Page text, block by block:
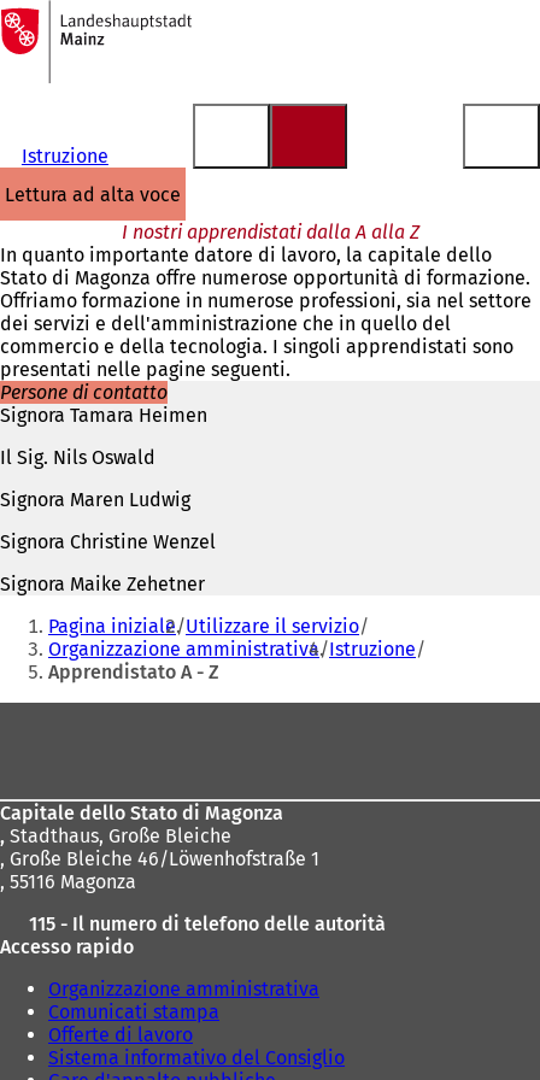
Vai al contenuto
Alla
pagina
iniziale
Istruzione
lettura ad alta voce
I nostri apprendistati dalla A alla Z
In quanto importante datore di lavoro, la capitale dello
Stato di Magonza offre numerose opportunità di formazione.
Offriamo formazione in numerose professioni, sia nel settore
dei servizi e dell'amministrazione che in quello del
commercio e della tecnologia. I singoli apprendistati sono
presentati nelle pagine seguenti.
Persone di contatto
Signora Tamara Heimen
Il Sig. Nils Oswald
Signora Maren Ludwig
Signora Christine Wenzel
Signora Maike Zehetner
Siete
qui:
Pagina iniziale Utilizzare il servizio
Organizzazione amministrativa Istruzione
Apprendistato A - Z
Capitale dello Stato di Magonza
, Stadthaus, Große Bleiche
, Große Bleiche 46/Löwenhofstraße 1
, 55116 Magonza
115 - Il numero di telefono delle autorità
Accesso rapido
Organizzazione amministrativa
Comunicati stampa
Offerte di lavoro
Sistema informativo del Consiglio